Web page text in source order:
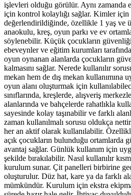
işlevleri olduğu görülür. Aynı zamanda
için kontrol kolaylığı sağlar. Kimler için
değerlendirildiğinde, özellikle 1 yaş ve
anaokulu, kreş, oyun parkı ve ev
söylenebilir. Küçük çocukların
ebeveynler ve eğitim kurumları
oyun oynanan alanlarda çocukların
kalmasını sağlar. Nerede kullanılır
mekan hem de dış mekan kullanımına
oyun alanı oluşturmak için
sınıflarında, kreşlerde, alışveriş
alanlarında ve bahçelerde rahatlıkla
sayesinde kolay taşınabilir ve farklı
zaman kullanılmalı sorusu oldukça
her an aktif olarak kullanılabilir.
açık çocukların bulunduğu ortamlarda
avantaj sağlar. Günlük kullanım için
şekilde bırakılabilir. Nasıl kullanılır
kurulum sunar. Çit panelleri birbirine
oluşturulur. Düz hat, kare ya da farklı
mümkündür. Kurulum için ekstra